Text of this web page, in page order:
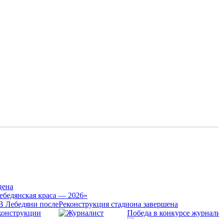
краса — 2026»
Реконструкция стадиона завершена
Победа в конкурсе